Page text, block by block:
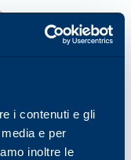
i contenuti e gli
e per
inoltre le